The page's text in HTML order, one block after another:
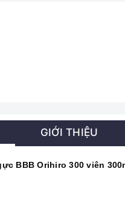
GIỚI THIỆU
BBB Orihiro 300 viên